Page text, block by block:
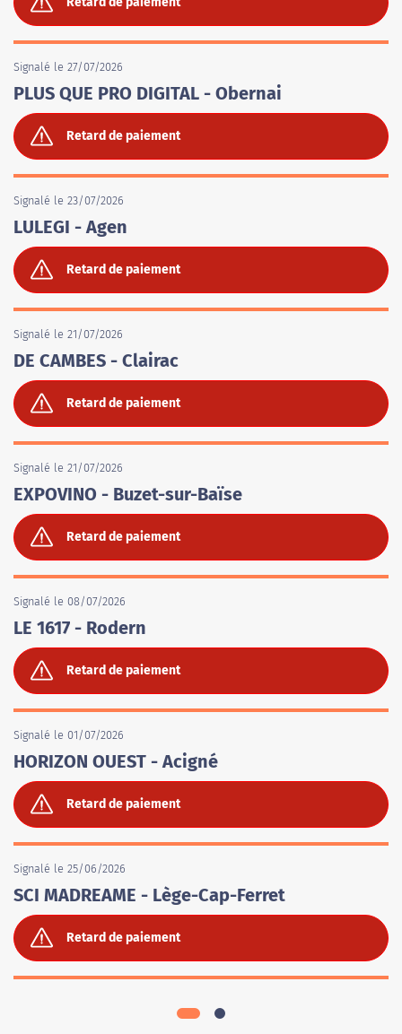
Signalé le 27/07/2026
PLUS QUE PRO DIGITAL - Obernai
Retard de paiement
Signalé le 23/07/2026
LULEGI - Agen
Retard de paiement
Signalé le 21/07/2026
DE CAMBES - Clairac
Retard de paiement
Signalé le 21/07/2026
EXPOVINO - Buzet-sur-Baïse
Retard de paiement
Signalé le 08/07/2026
LE 1617 - Rodern
Retard de paiement
Signalé le 01/07/2026
HORIZON OUEST - Acigné
Retard de paiement
Signalé le 25/06/2026
SCI MADREAME - Lège-Cap-Ferret
Retard de paiement